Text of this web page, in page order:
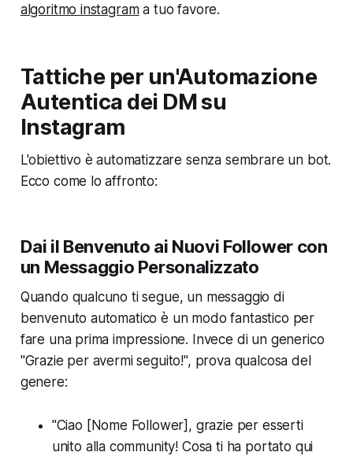
algoritmo instagrama tuo favore.
Tattiche per un'Automazione
Autentica dei DM su
Instagram
L'obiettivo è automatizzare senza sembrare un bot.
Ecco come lo affronto:
Dai il Benvenuto ai Nuovi Follower con
un Messaggio Personalizzato
Quando qualcuno ti segue, un messaggio di
benvenuto automatico è un modo fantastico per
fare una prima impressione. Invece di un generico
"Grazie per avermi seguito!", prova qualcosa del
genere:
"Ciao [Nome Follower], grazie per esserti
unito alla community! Cosa ti ha portato qui